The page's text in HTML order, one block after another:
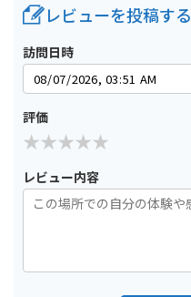
レビューを投稿する
訪問日時
評価
レビュー内容